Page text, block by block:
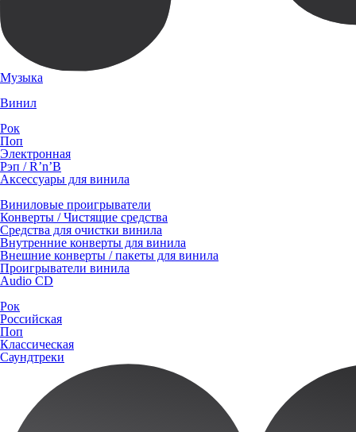
Музыка
Винил
Рок
Поп
Электронная
Рэп / R’n’B
Аксессуары для винила
Виниловые проигрыватели
Конверты / Чистящие средства
Средства для очистки винила
Внутренние конверты для винила
Внешние конверты / пакеты для винила
Проигрыватели винила
Audio CD
Рок
Российская
Поп
Классическая
Саундтреки